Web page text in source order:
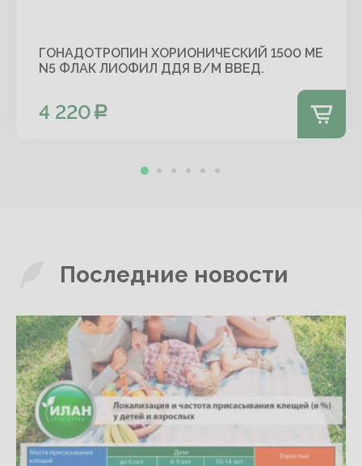
ГОНАДОТРОПИН ХОРИОНИЧЕСКИЙ 1500 МЕ
N5 ФЛАК ЛИОФИЛ ДДЯ В/М ВВЕД.
4 220
Последние новости